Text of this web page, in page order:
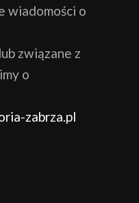
wiadomości o
związane z
o
zabrza.pl